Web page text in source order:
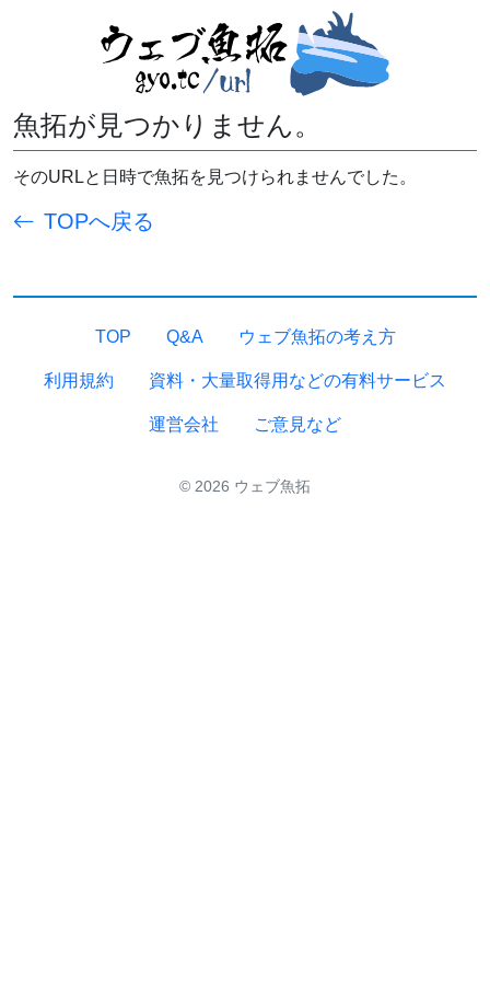
魚拓が見つかりません。
そのURLと日時で魚拓を見つけられませんでした。
TOPへ戻る
TOP Q&A ウェブ魚拓の考え方
利用規約 資料・大量取得用などの有料サービス
運営会社 ご意見など
© 2026 ウェブ魚拓